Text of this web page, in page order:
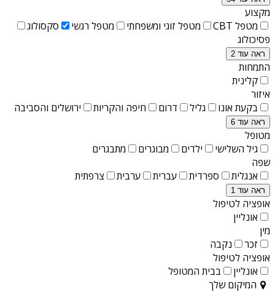
מקצוע
מטפל CBT
מטפל זוגי ומשפחתי מטפל רגשי
סקסולוג
פסיכולוג
ראה עוד 2
התמחות
קלינית
איזור
בקעת אונו
גליל דרום חיפה והקריות ירושלים והסביבה
ראה עוד 6
מטופל
גיל השלישי
ילדים מבוגרים
מתבגרים
שפה
אנגלית
ספרדית עברית ערבית צרפתית
ראה עוד 1
אופציה לטיפול
אונליין
מין
זכר
נקבה
אופציה לטיפול
אונליין
בבית המטופל
המיקום שלך